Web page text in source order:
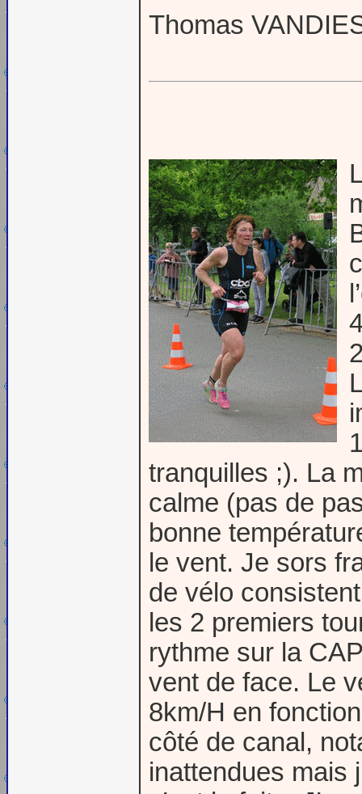
Thomas
tranquilles ;). La
calme (pas de
bonne
le vent. Je sors
de vélo
les 2 premiers
rythme sur la
vent de face. Le
8km/H en
côté de canal,
inattendues mais